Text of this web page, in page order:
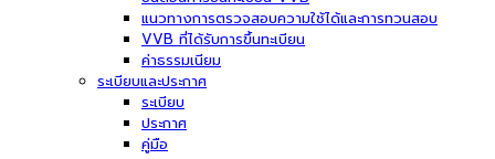
แนวทางการตรวจสอบความใช้ได้และการทวนสอบ
VVB ที่ได้รับการขึ้นทะเบียน
ค่าธรรมเนียม
ระเบียบและประกาศ
ระเบียบ
ประกาศ
คู่มือ